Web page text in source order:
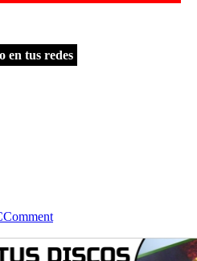
en tus redes